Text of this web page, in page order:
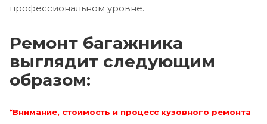
профессиональном уровне.
Ремонт багажника
выглядит следующим
образом:
*Внимание, стоимость и процесс кузовного ремонта